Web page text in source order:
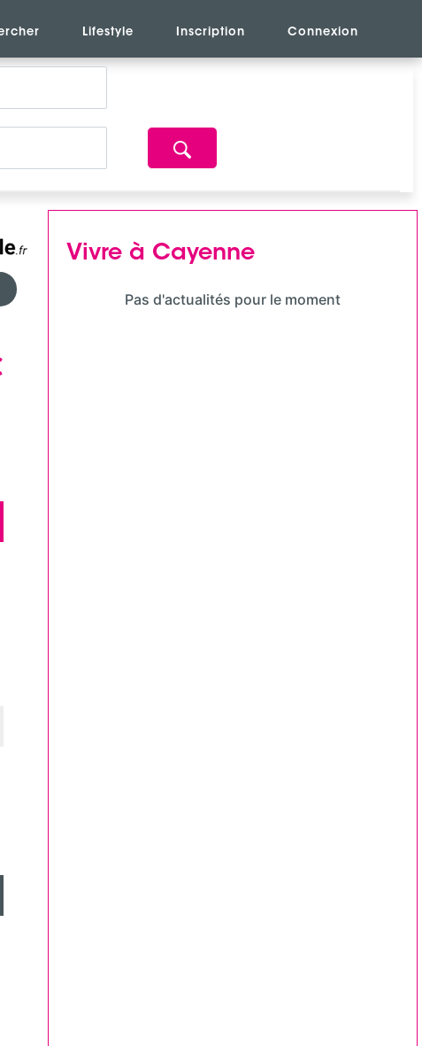
Lifestyle Inscription Connexion
Vivre à Cayenne
Pas d'actualités pour le moment